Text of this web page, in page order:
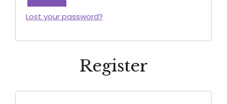
Lost your password?
Register